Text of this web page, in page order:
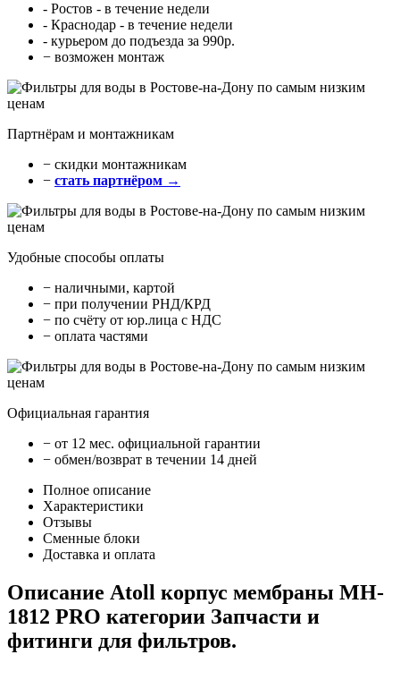
- Ростов - в течение недели
- Краснодар - в течение недели
- курьером до подъезда за 990р.
− возможен монтаж
Партнёрам и монтажникам
− cкидки монтажникам
− стать партнёром →
Удобные способы оплаты
− наличными, картой
− при получении РНД/КРД
− по счёту от юр.лица с НДС
− оплата частями
Официальная гарантия
− от 12 мес. официальной гарантии
− обмен/возврат в течении 14 дней
Полное описание
Характеристики
Отзывы
Сменные блоки
Доставка и оплата
Описание Atoll корпус мембраны MH-
1812 PRO категории Запчасти и
фитинги для фильтров.